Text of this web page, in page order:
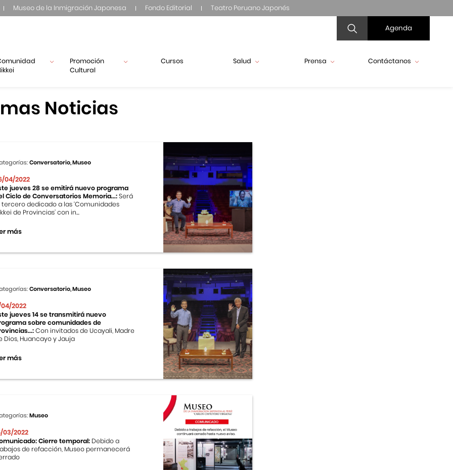
Museo de la Inmigración Japonesa Fondo Editorial Teatro Peruano Japonés
Agenda
Promoción
Cultural
Cursos Salud Prensa Contáctanos
Noticias
Conversatorio, Museo
04/2022
jueves 28 se emitirá nuevo programa
Ciclo de Conversatorios Memoria...:Será
tercero dedicado a las ‘Comunidades
de Provincias’ con in...
más
Conversatorio, Museo
04/2022
jueves 14 se transmitirá nuevo
sobre comunidades de
Con invitados de Ucayali, Madre
Dios, Huancayo y Jauja
más
Museo
03/2022
Cierre temporal: Debido a
de refacción, Museo permanecerá